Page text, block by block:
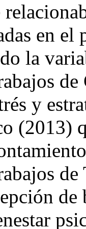
en el
la
y
(2013)